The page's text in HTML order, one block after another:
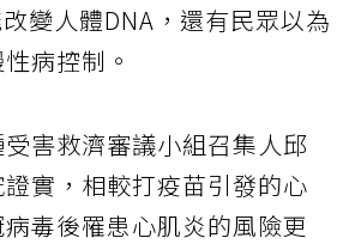
變人體DNA，還有民眾以為
病控制。
害救濟審議小組召集人邱
實，相較打疫苗引發的心
毒後罹患心肌炎的風險更